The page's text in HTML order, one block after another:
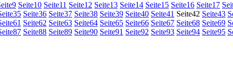
9 Seite10 Seite11 Seite12 Seite13 Seite14 Seite15 Seite16 Seite17
35 Seite36 Seite37 Seite38 Seite39 Seite40 Seite41 Seite42 Seite43
61 Seite62 Seite63 Seite64 Seite65 Seite66 Seite67 Seite68 Seite69
87 Seite88 Seite89 Seite90 Seite91 Seite92 Seite93 Seite94 Seite95